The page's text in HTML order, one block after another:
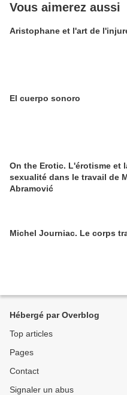
Vous aimerez aussi
Aristophane et l'art de
El cuerpo sonoro
On the Erotic. L'érotisme et
sexualité dans le travail de
Abramović
Michel Journiac. Le corps
Hébergé par Overblog
Top articles
Pages
Contact
Signaler un abus